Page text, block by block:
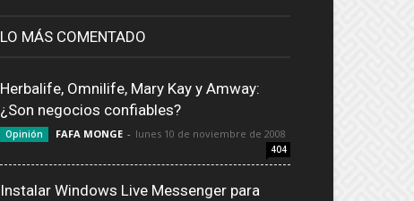
LO MÁS COMENTADO
Herbalife, Omnilife, Mary Kay y Amway:
¿Son negocios confiables?
Opinión FAFA MONGE - lunes 10 de noviembre de 2008
404
Instalar Windows Live Messenger para